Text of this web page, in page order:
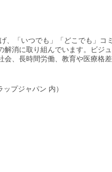
「いつでも」「どこでも」コ
消に取り組んでいます。ビジ
、長時間労働、教育や医療格
プジャパン 内）